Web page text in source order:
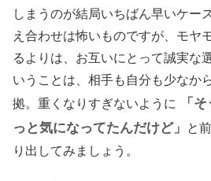
しまうのが結局いちばん早いケー
え合わせは怖いものですが、モヤ
るよりは、お互いにとって誠実な
いうことは、相手も自分も少なか
拠。重くなりすぎないように
「
っと気になってたんだけど」
と
り出してみましょう。